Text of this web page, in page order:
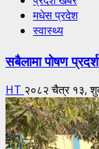
मधेस प्रदेश
स्वास्थ्य
सबैलामा पोषण
HT २०८२ चैत्र १३,